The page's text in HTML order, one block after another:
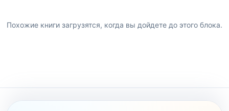
Похожие книги загрузятся, когда вы дойдете до этого блока.